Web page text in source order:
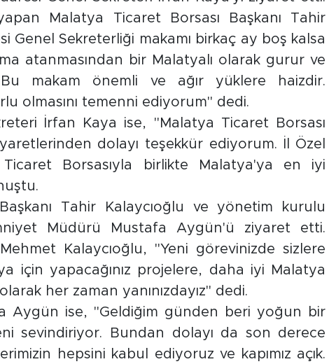
Malatya Ticaret Borsası Başkanı Tahir
Genel Sekreterliği makamı birkaç ay boş kalsa
atanmasından bir Malatyalı olarak gurur ve
Bu makam önemli ve ağır yüklere haizdir.
olmasını temenni ediyorum" dedi.
İrfan Kaya ise, "Malatya Ticaret Borsası
dolayı teşekkür ediyorum. İl Özel
Borsasıyla birlikte Malatya'ya en iyi
Tahir Kalaycıoğlu ve yönetim kurulu
Müdürü Mustafa Aygün'ü ziyaret etti.
Kalaycıoğlu, "Yeni görevinizde sizlere
için yapacağınız projelere, daha iyi Malatya
her zaman yanınızdayız" dedi.
Aygün ise, "Geldiğim günden beri yoğun bir
sevindiriyor. Bundan dolayı da son derece
hepsini kabul ediyoruz ve kapımız açık.